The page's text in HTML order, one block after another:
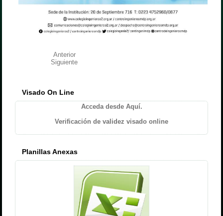
Anterior
Siguiente
Visado On Line
Acceda desde Aquí.
Verificación de validez visado online
Planillas Anexas